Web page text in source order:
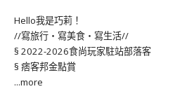
Hello我是巧莉！
//寫旅行・寫美食・寫生活//
§ 2022-2026食尚玩家駐站部落客
§ 痞客邦金點賞
...more